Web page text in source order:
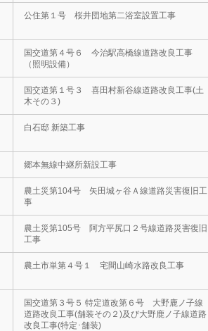
公住第１号 桜井団地第二浴室設置工事
国交道第４号６ 今治駅高橋線道路改良工事
（照明設備）
国交道第１号３ 喜田村新谷線道路改良工事(土
木その３)
白石邸 新築工事
郷本無線中継所新設工事
農土災第104号 矢田城ヶ谷Ａ線道路災害復旧工
事
農土災第105号 阿方平尻口２号線道路災害復旧
工事
農土市単第４号１ 宅間山崎水路改良工事
国交道第３号５ 特定道改第６号 大野鹿ノ子線
道路改良工事(舗装その２)及び大野鹿ノ子線道路
改良工事(特定･舗装)